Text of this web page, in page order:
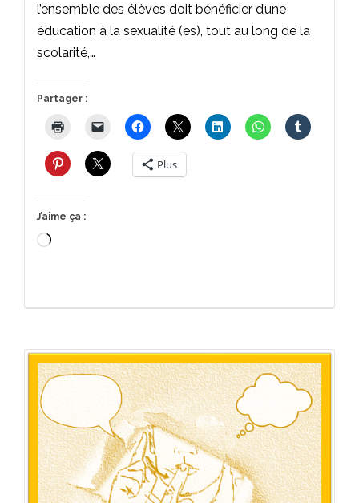
l’ensemble des élèves doit bénéficier d’une
éducation à la sexualité (es), tout au long de la
scolarité,…
Partager :
Plus
J’aime ça :
Chargement…